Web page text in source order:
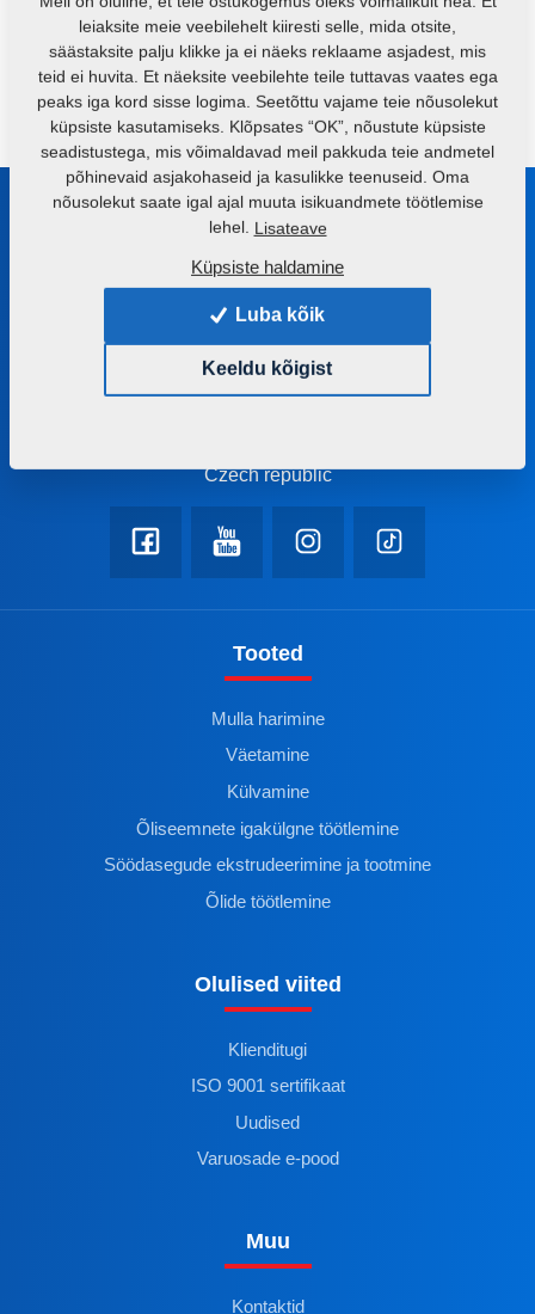
Kas teil on küsimusi?Võtke meiega ühendust,
Võta meiega ühendust
Anname nõu õige masina või tehnoloogia valimiseks
+420 491 450 111
farmet@farmet.cz
Czech republic
Tooted
Mulla harimine
Väetamine
Külvamine
Õliseemnete igakülgne töötlemine
Söödasegude ekstrudeerimine ja tootmine
Õlide töötlemine
Olulised viited
Klienditugi
ISO 9001 sertifikaat
Uudised
Varuosade e-pood
Muu
Kontaktid
leiaksite meie veebilehelt kiiresti selle, mida otsite,
säästaksite palju klikke ja ei näeks reklaame asjadest, mis
teid ei huvita. Et näeksite veebilehte teile tuttavas vaates ega
peaks iga kord sisse logima. Seetõttu vajame teie nõusolekut
küpsiste kasutamiseks. Klõpsates “OK”, nõustute küpsiste
seadistustega, mis võimaldavad meil pakkuda teie andmetel
põhinevaid asjakohaseid ja kasulikke teenuseid. Oma
nõusolekut saate igal ajal muuta isikuandmete töötlemise
lehel. Lisateave
Küpsiste haldamine
Luba kõik
Keeldu kõigist